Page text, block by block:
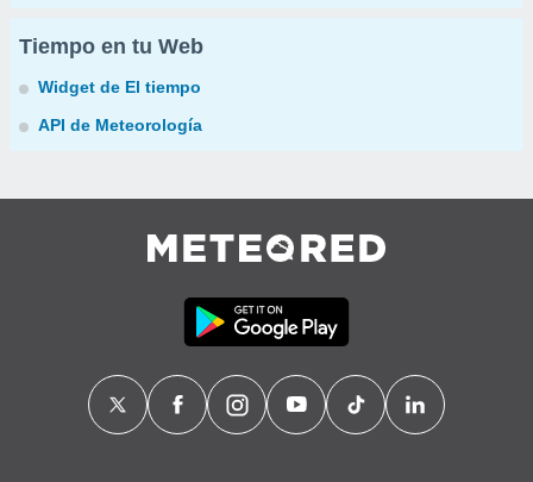
Tiempo en tu Web
Widget de El tiempo
API de Meteorología